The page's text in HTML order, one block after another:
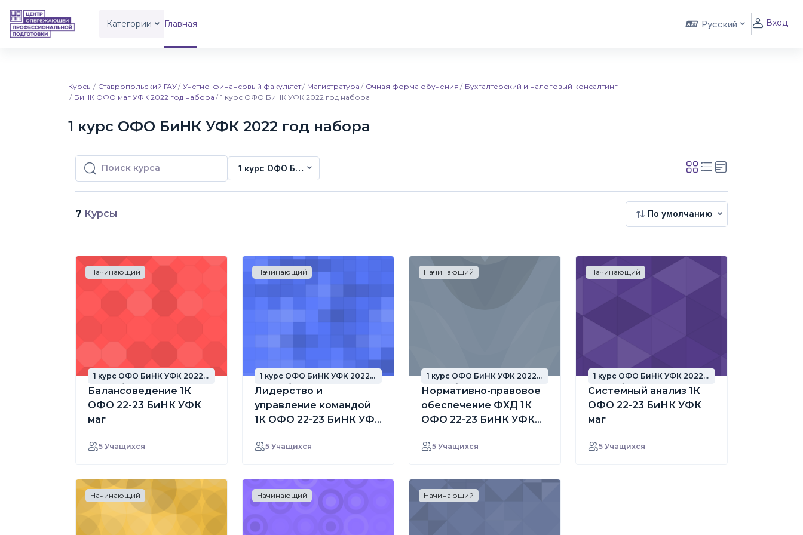
Категории Главная Русский Вход
Курсы Ставропольский ГАУ Учетно-финансовый факультет Магистратура Очная форма обучения
Бухгалтерский и налоговый консалтинг
БиНК ОФО маг УФК 2022 год набора
1 курс ОФО БиНК УФК 2022 год набора
1 курс ОФО БиНК УФК 2022 год набора
Поиск курса
Поиск курса
1 курс ОФО БиНК УФК 2022 год набора
7 Курсы По умолчанию
Начинающий
1 курс ОФО БиНК УФК 2022
год набора
Балансоведение 1К
ОФО 22-23 БиНК УФК
маг
5 Учащихся
Начинающий
1 курс ОФО БиНК УФК 2022
год набора
Лидерство и
управление командой
1К ОФО 22-23 БиНК УФК
5 Учащихся
Начинающий
1 курс ОФО БиНК УФК 2022
год набора
Нормативно-правовое
обеспечение ФХД 1К
ОФО 22-23 БиНК УФК
5 Учащихся
Начинающий
1 курс ОФО БиНК УФК 2022
год набора
Системный анализ 1К
ОФО 22-23 БиНК УФК
маг
5 Учащихся
Начинающий Начинающий Начинающий